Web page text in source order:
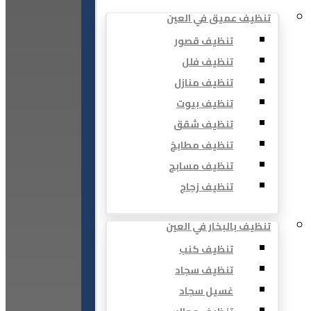
تنظيف عميق في العين
تنظيف قصور
تنظيف فلل
تنظيف منازل
تنظيف بيوت
تنظيف شقق
تنظيف مطابخ
تنظيف مسابح
تنظيف زجاج
تنظيف بالبخار في العين
تنظيف كنب
تنظيف سجاد
غسيل سجاد